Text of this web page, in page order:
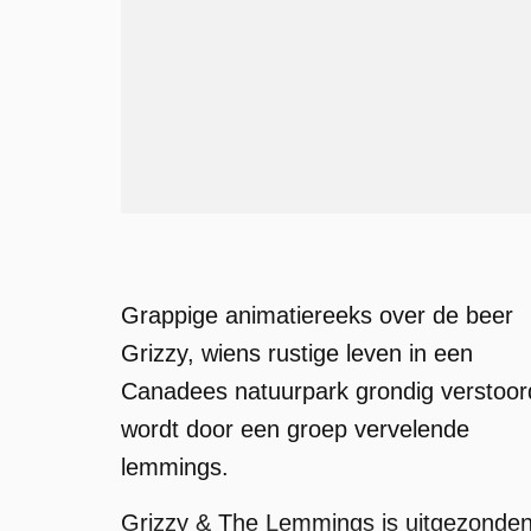
Grappige animatiereeks over de beer
Grizzy, wiens rustige leven in een
Canadees natuurpark grondig
wordt door een groep vervelende
lemmings.
Grizzy & The Lemmings is